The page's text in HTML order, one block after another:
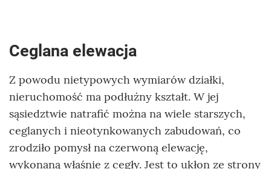
Ceglana elewacja
Z powodu nietypowych wymiarów działki,
nieruchomość ma podłużny kształt. W jej
sąsiedztwie natrafić można na wiele starszych,
ceglanych i nieotynkowanych zabudowań, co
zrodziło pomysł na czerwoną elewację,
wykonaną właśnie z cegły. Jest to ukłon ze strony